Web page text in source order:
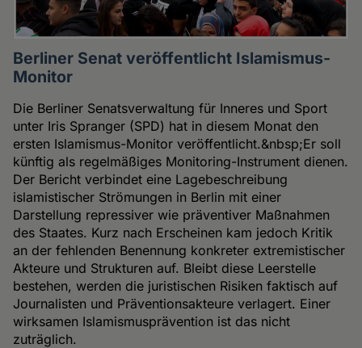
Berliner Senat veröffentlicht Islamismus-
Monitor
Die Berliner Senatsverwaltung für Inneres und Sport
unter Iris Spranger (SPD) hat in diesem Monat den
ersten Islamismus-Monitor veröffentlicht.&nbsp;Er soll
künftig als regelmäßiges Monitoring-Instrument dienen.
Der Bericht verbindet eine Lagebeschreibung
islamistischer Strömungen in Berlin mit einer
Darstellung repressiver wie präventiver Maßnahmen
des Staates. Kurz nach Erscheinen kam jedoch Kritik
an der fehlenden Benennung konkreter extremistischer
Akteure und Strukturen auf. Bleibt diese Leerstelle
bestehen, werden die juristischen Risiken faktisch auf
Journalisten und Präventionsakteure verlagert. Einer
wirksamen Islamismusprävention ist das nicht
zuträglich.